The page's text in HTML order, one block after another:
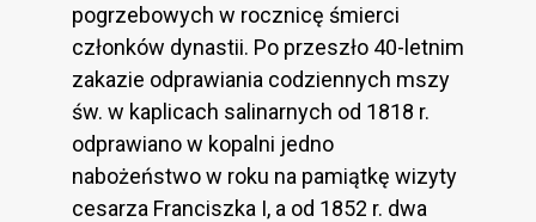
pogrzebowych w rocznicę śmierci
członków dynastii. Po przeszło 40-letnim
zakazie odprawiania codziennych mszy
św. w kaplicach salinarnych od 1818 r.
odprawiano w kopalni jedno
nabożeństwo w roku na pamiątkę wizyty
cesarza Franciszka I, a od 1852 r. dwa